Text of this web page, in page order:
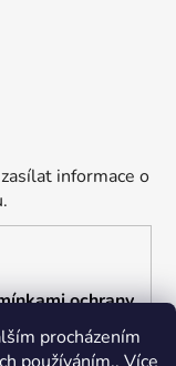
procházením
informace o
ochrany